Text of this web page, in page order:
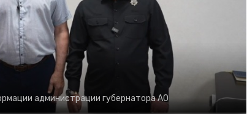
администрации губернатора АО